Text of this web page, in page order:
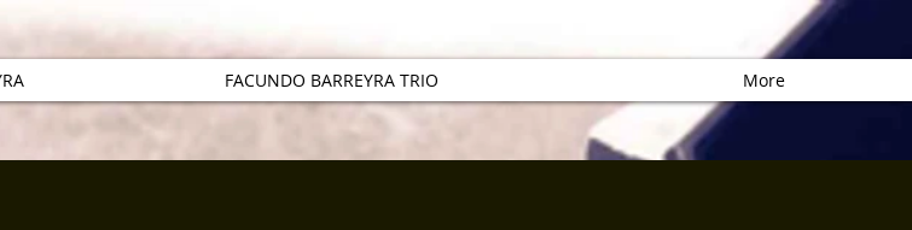
FACUNDO BARREYRA TRIO More